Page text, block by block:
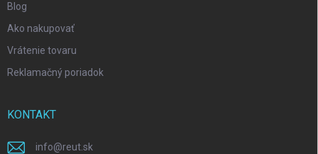
Blog
Ako nakupovať
Vrátenie tovaru
Reklamačný poriadok
KONTAKT
info@reut.sk